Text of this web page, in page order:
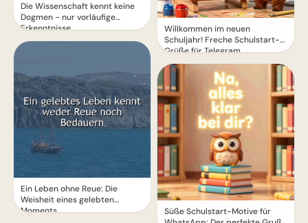
Die Wissenschaft kennt keine
Dogmen - nur vorläufige
Erkenntnisse
Ein Leben ohne Reue: Die
Weisheit eines gelebten
Moments
Willkommen im neuen
Schuljahr! Freche Schulstart-
Grüße für Telegram
Süße Schulstart-Motive für